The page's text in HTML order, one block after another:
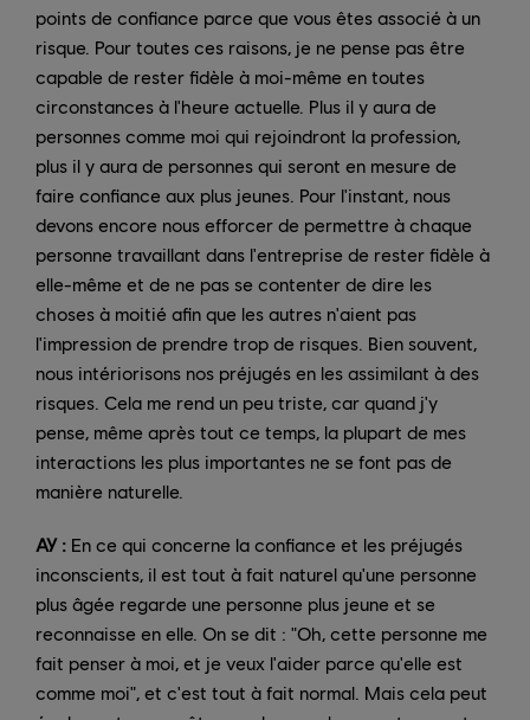
points de confiance parce que vous êtes associé à un
risque. Pour toutes ces raisons, je ne pense pas être
capable de rester fidèle à moi-même en toutes
circonstances à l'heure actuelle. Plus il y aura de
personnes comme moi qui rejoindront la profession,
plus il y aura de personnes qui seront en mesure de
faire confiance aux plus jeunes. Pour l'instant, nous
devons encore nous efforcer de permettre à chaque
personne travaillant dans l'entreprise de rester fidèle à
elle-même et de ne pas se contenter de dire les
choses à moitié afin que les autres n'aient pas
l'impression de prendre trop de risques. Bien souvent,
nous intériorisons nos préjugés en les assimilant à des
risques. Cela me rend un peu triste, car quand j'y
pense, même après tout ce temps, la plupart de mes
interactions les plus importantes ne se font pas de
manière naturelle.
AY : En ce qui concerne la confiance et les préjugés
inconscients, il est tout à fait naturel qu'une personne
plus âgée regarde une personne plus jeune et se
reconnaisse en elle. On se dit : "Oh, cette personne me
fait penser à moi, et je veux l'aider parce qu'elle est
comme moi", et c'est tout à fait normal. Mais cela peut